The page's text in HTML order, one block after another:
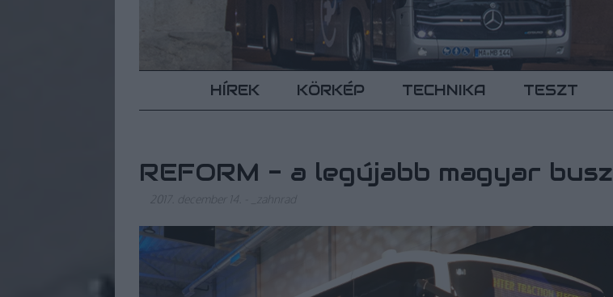
HÍREK KÖRKÉP TECHNIKA TESZT
REFORM - a legújabb magyar busz
2017. december 14.